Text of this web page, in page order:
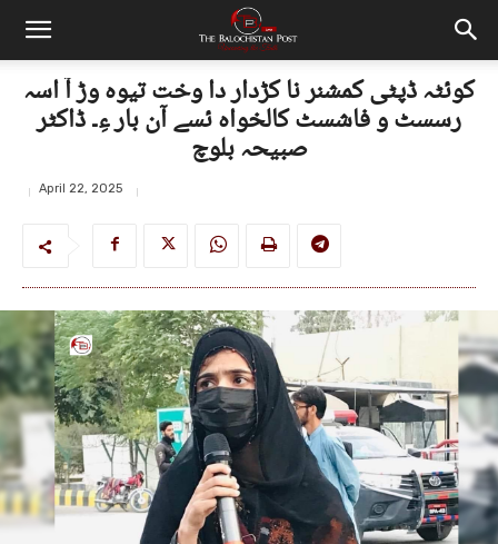
کوئٹہ ڈپٹی کمشنر نا کڑدار دا وخت تیوہ وڑ آ اسہ
رسسٹ و فاشسٹ کالخواہ ئسے آن بار ءِ۔ ڈاکٹر
صبیحہ بلوچ
April 22, 2025